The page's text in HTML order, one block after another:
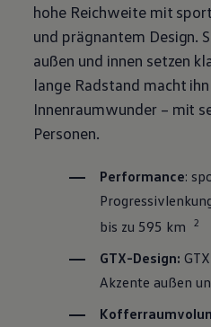
hohe Reichweite mit
und prägnantem Design.
außen und innen setzen
lange Radstand macht
Innenraumwunder – mit
Personen.
Performance:
bis zu 595 km
2
GTX-Design:
Akzente außen